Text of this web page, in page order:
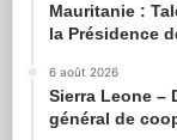
Mauritanie :
la Présidence
6 août 2026
Sierra Leone –
général de